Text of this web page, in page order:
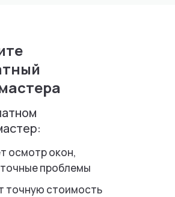
осмотр окон,
проблемы
точную стоимость